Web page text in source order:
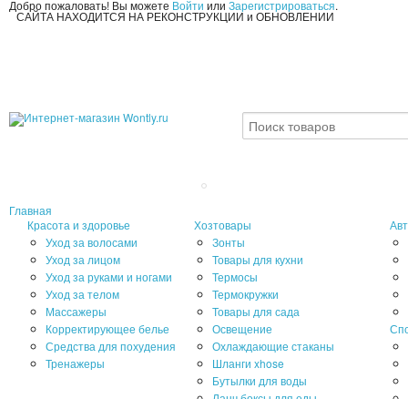
Добро пожаловать! Вы можете Войти или Зарегистрироваться.
САЙТА НАХОДИТСЯ НА РЕКОНСТРУКЦИИ и ОБНОВЛЕНИИ
Главная
Красота и здоровье
Уход за волосами
Уход за лицом
Уход за руками и ногами
Уход за телом
Массажеры
Корректирующее белье
Средства для похудения
Тренажеры
Хозтовары
Зонты
Товары для кухни
Термосы
Термокружки
Товары для сада
Освещение
Охлаждающие стаканы
Шланги xhose
Бутылки для воды